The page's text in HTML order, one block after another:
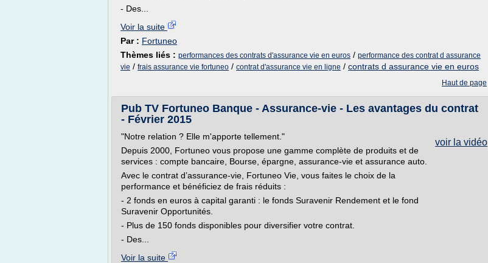
- Des...
Voir la suite
Par : Fortuneo
Thèmes liés : performances des contrats d'assurance vie en euros / performance des contrat d assurance
vie / frais assurance vie fortuneo / contrat d'assurance vie en ligne / contrats d assurance vie en euros
Haut de page
Pub TV Fortuneo Banque - Assurance-vie - Les avantages du contrat
- Février 2015
voir la vidéo
"Notre relation ? Elle m'apporte tellement."
Depuis 2000, Fortuneo vous propose une gamme complète de produits et de
services : compte bancaire, Bourse, épargne, assurance-vie et assurance auto.
Avec le contrat d’assurance-vie, Fortuneo Vie, vous faites le choix de la
performance et bénéficiez de frais réduits :
- 2 fonds en euros à capital garanti : le fonds Suravenir Rendement et le fond
Suravenir Opportunités.
- Plus de 150 fonds disponibles pour diversifier votre contrat.
- Des...
Voir la suite